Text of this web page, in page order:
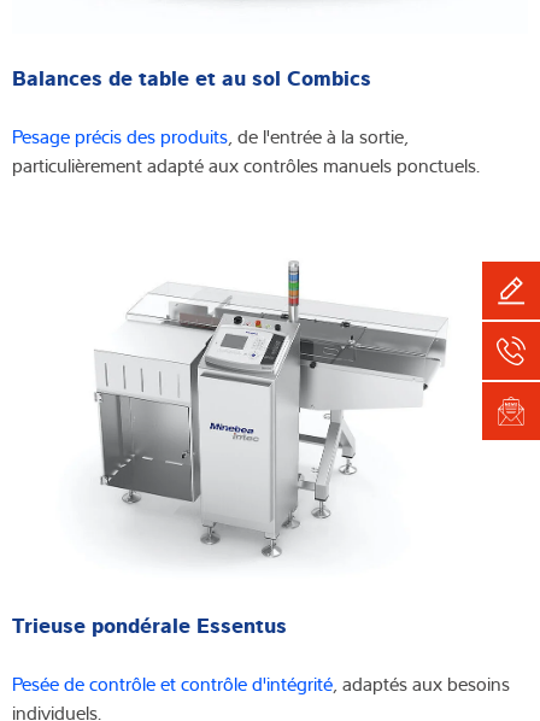
Balances de table et au sol Combics
Pesage précis des produits, de l'entrée à la sortie,
particulièrement adapté aux contrôles manuels ponctuels.
Trieuse pondérale Essentus
Pesée de contrôle et contrôle d'intégrité, adaptés aux besoins
individuels.